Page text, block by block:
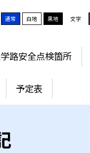
通常 白地 黒地 文字
路安全点検箇所
予定表